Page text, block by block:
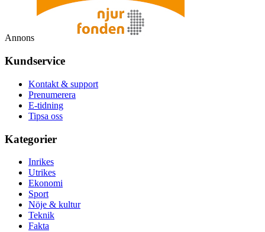
Annons
Kundservice
Kontakt & support
Prenumerera
E-tidning
Tipsa oss
Kategorier
Inrikes
Utrikes
Ekonomi
Sport
Nöje & kultur
Teknik
Fakta